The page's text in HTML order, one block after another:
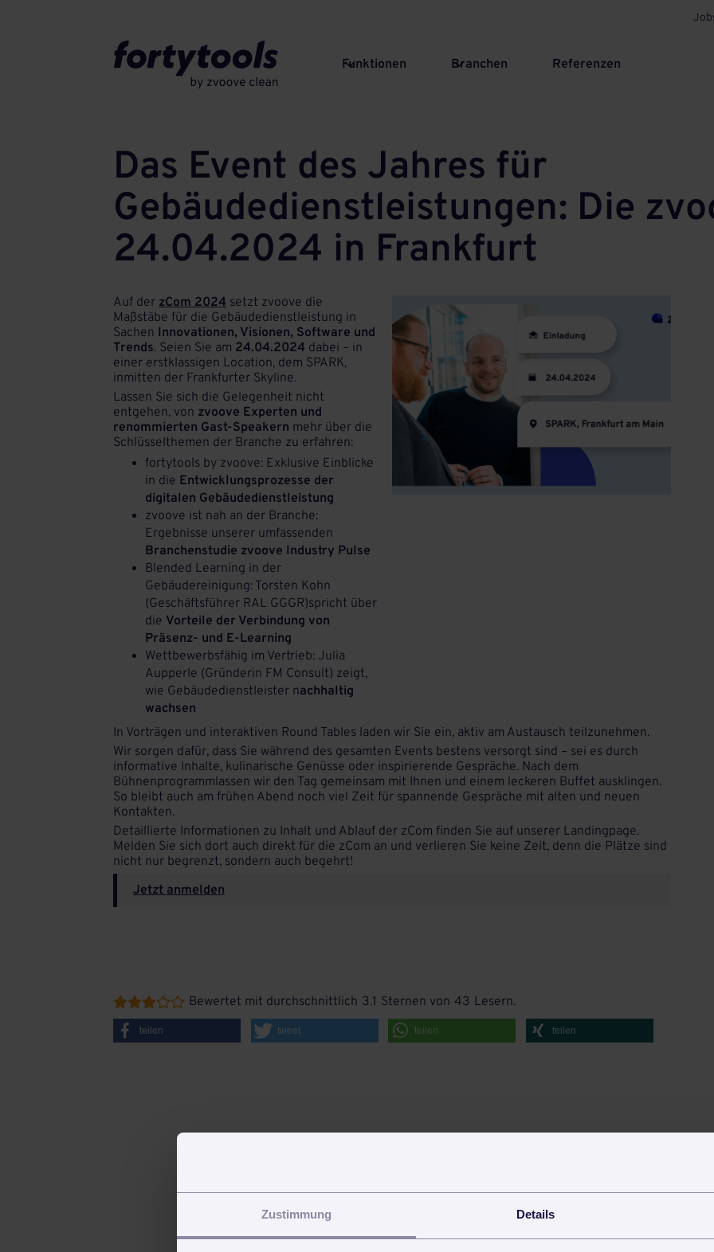
Zustimmung Details
Funktionen Branchen Referenzen
Das Event des Jahres für
Gebäudedienstleistungen: Die
24.04.2024 in Frankfurt
Auf der zCom 2024 setzt zvoove die
Maßstäbe für die Gebäudedienstleistung in
Sachen Innovationen, Visionen, Software und
Trends. Seien Sie am 24.04.2024 dabei – in
einer erstklassigen Location, dem SPARK,
inmitten der Frankfurter Skyline.
Lassen Sie sich die Gelegenheit nicht
entgehen, von zvoove Experten und
renommierten Gast-Speakern mehr über die
Schlüsselthemen der Branche zu erfahren:
fortytools by zvoove: Exklusive Einblicke
in die Entwicklungsprozesse der
digitalen Gebäudedienstleistung
zvoove ist nah an der Branche:
Ergebnisse unserer umfassenden
Branchenstudie zvoove Industry Pulse
Blended Learning in der
Gebäudereinigung: Torsten Kohn
(Geschäftsführer RAL GGGR)spricht über
die Vorteile der Verbindung von
Präsenz- und E-Learning
Wettbewerbsfähig im Vertrieb: Julia
Aupperle (Gründerin FM Consult) zeigt,
wie Gebäudedienstleister nachhaltig
wachsen
In Vorträgen und interaktiven Round Tables laden wir Sie ein, aktiv am Austausch teilzunehmen.
Wir sorgen dafür, dass Sie während des gesamten Events bestens versorgt sind – sei es durch
informative Inhalte, kulinarische Genüsse oder inspirierende Gespräche. Nach dem
Bühnenprogrammlassen wir den Tag gemeinsam mit Ihnen und einem leckeren Buffet ausklingen.
So bleibt auch am frühen Abend noch viel Zeit für spannende Gespräche mit alten und neuen
Kontakten.
Detaillierte Informationen zu Inhalt und Ablauf der zCom finden Sie auf unserer Landingpage.
Melden Sie sich dort auch direkt für die zCom an und verlieren Sie keine Zeit, denn die Plätze sind
nicht nur begrenzt, sondern auch begehrt!
Jetzt anmelden
 Bewertet mit durchschnittlich 3.1 Sternen von 43 Lesern.
teilen tweet teilen teilen